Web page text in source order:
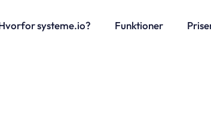
systeme.io? Funktioner